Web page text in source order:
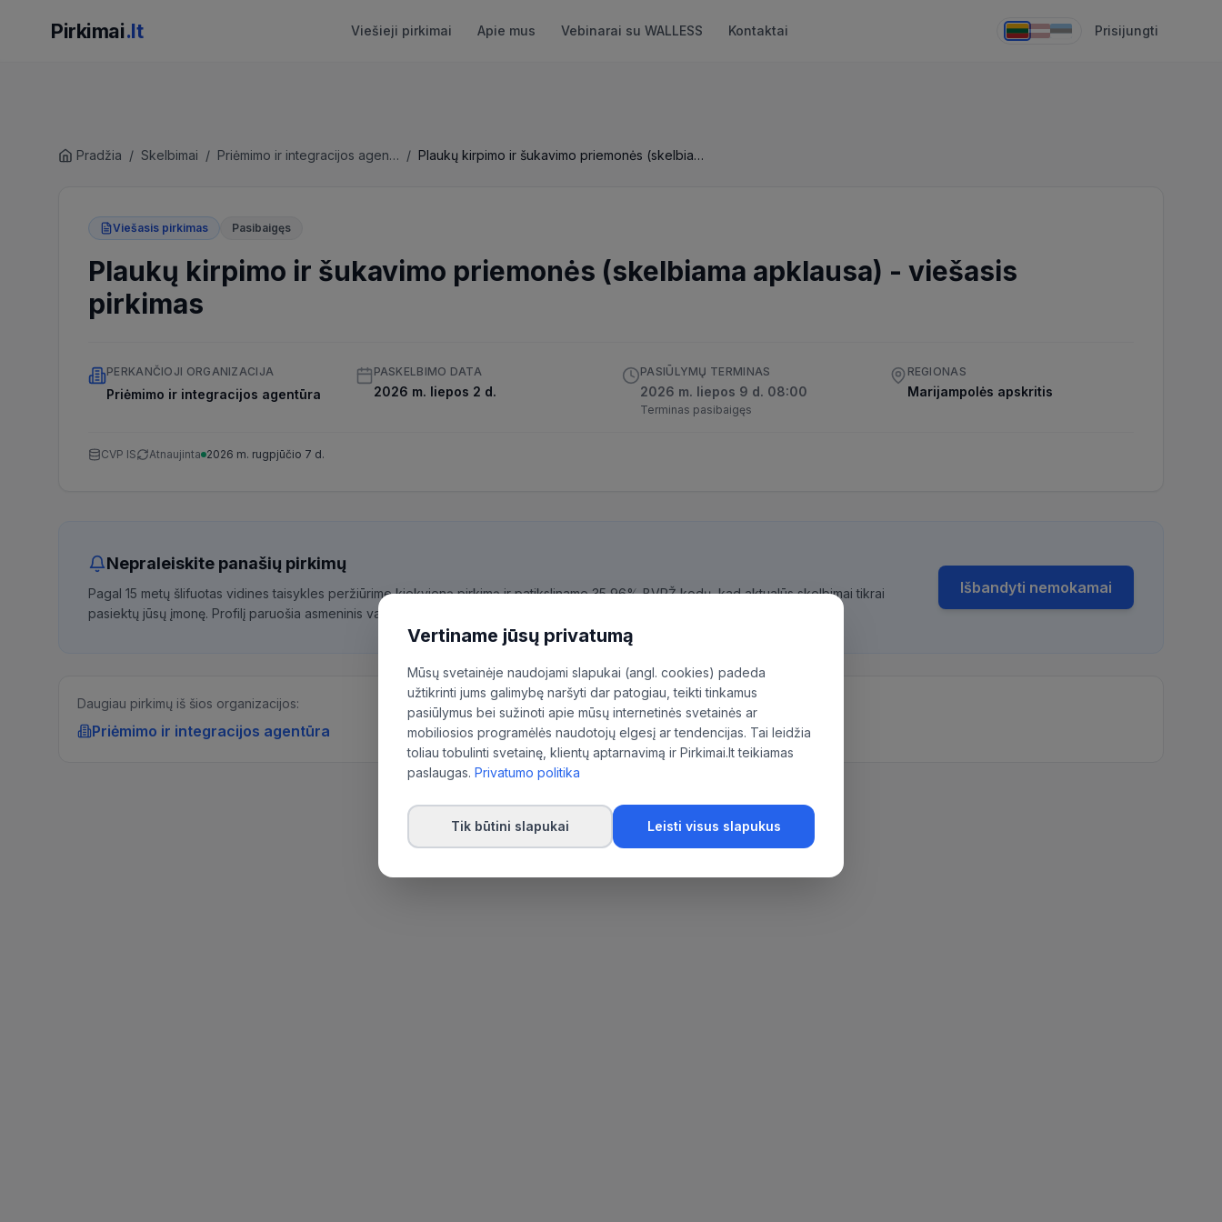
Pirkimai.lt Viešieji pirkimai Apie mus Vebinarai su WALLESS Kontaktai Prisijungti
Pradžia / Skelbimai / Priėmimo ir integracijos agentūra / Plaukų kirpimo ir šukavimo priemonės (skelbiama apklausa)
Viešasis pirkimas Pasibaigęs
Plaukų kirpimo ir šukavimo priemonės (skelbiama apklausa) - viešasis
pirkimas
PERKANČIOJI ORGANIZACIJA
Priėmimo ir integracijos agentūra
PASKELBIMO DATA
2026 m. liepos 2 d.
PASIŪLYMŲ TERMINAS
2026 m. liepos 9 d. 08:00
Terminas pasibaigęs
REGIONAS
Marijampolės apskritis
CVP IS Atnaujinta 2026 m. rugpjūčio 7 d.
Nepraleiskite panašių pirkimų
Pagal 15 metų šlifuotas vidines taisykles peržiūrime kiekvieną pirkimą ir patiksliname 35,96% BVPŽ kodų, kad aktualūs skelbimai tikrai
pasiektų jūsų įmonę. Profilį paruošia asmeninis vadybininkas.
Išbandyti nemokamai
Daugiau pirkimų iš šios organizacijos:
Priėmimo ir integracijos agentūra
Vertiname jūsų privatumą
Mūsų svetainėje naudojami slapukai (angl. cookies) padeda
užtikrinti jums galimybę naršyti dar patogiau, teikti tinkamus
pasiūlymus bei sužinoti apie mūsų internetinės svetainės ar
mobiliosios programėlės naudotojų elgesį ar tendencijas. Tai leidžia
toliau tobulinti svetainę, klientų aptarnavimą ir Pirkimai.lt teikiamas
paslaugas. Privatumo politika
Tik būtini slapukai Leisti visus slapukus